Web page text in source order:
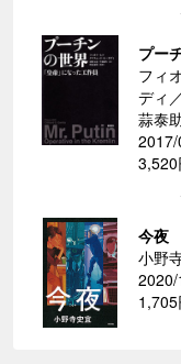
プー
フィ
ディ
蒜泰
3,520
今夜
小野
1,705